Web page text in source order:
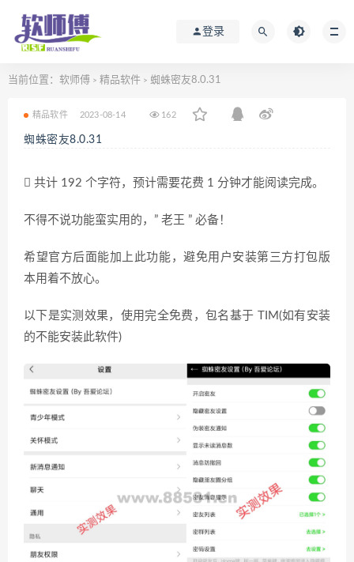
登录
当前位置： 软师傅 > 精品软件 > 蜘蛛密友8.0.31
精品软件 2023-08-14 162
蜘蛛密友8.0.31
共计 192 个字符，预计需要花费 1 分钟才能阅读完成。
不得不说功能蛮实用的，” 老王 ” 必备！
希望官方后面能加上此功能，避免用户安装第三方打包版
本用着不放心。
以下是实测效果，使用完全免费，包名基于 TIM(如有安装
的不能安装此软件)